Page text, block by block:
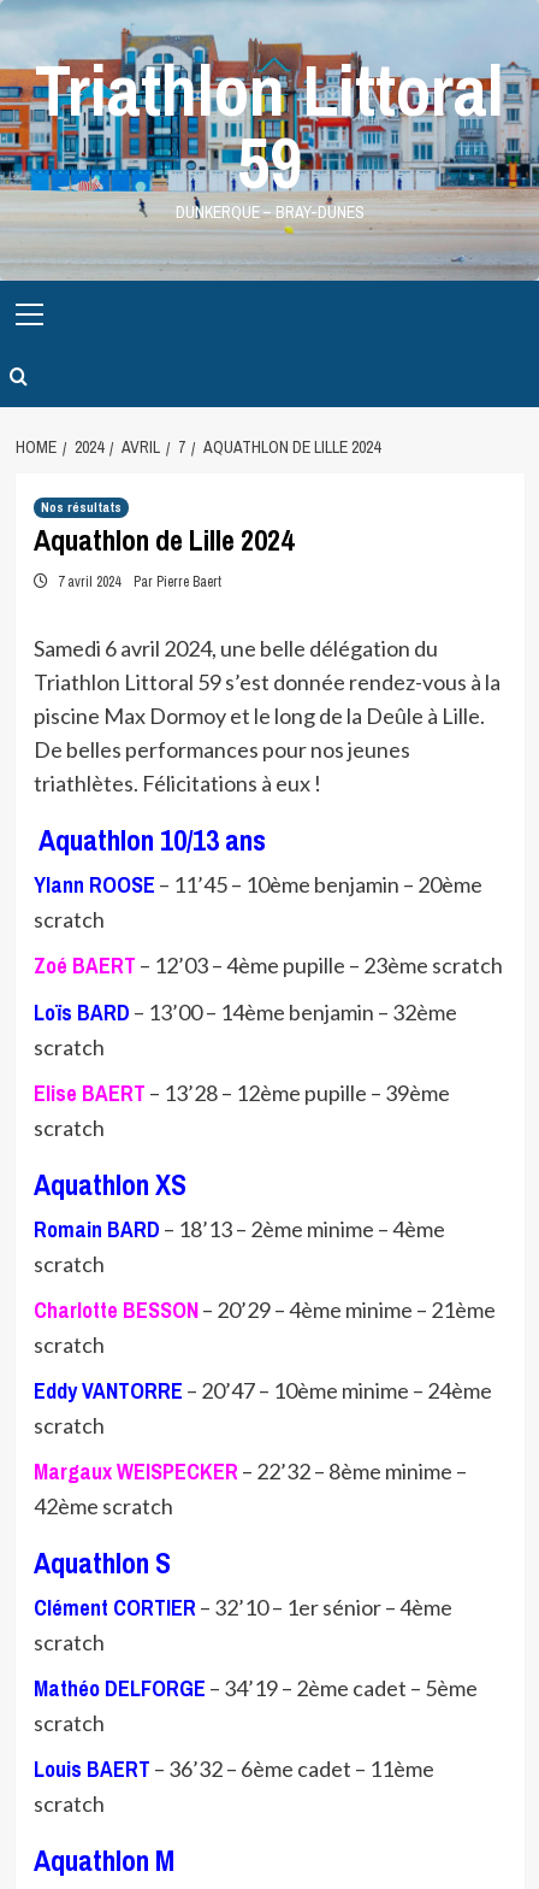
Skip
contentTriathlon Littoral
59
DUNKERQUE – BRAY-DUNES
Menu
HOME 2024 AVRIL 7 AQUATHLON DE LILLE 2024
Nos résultats
Aquathlon de Lille 2024
7 avril 2024 Par Pierre Baert
Samedi 6 avril 2024, une belle délégation du
Triathlon Littoral 59 s’est donnée rendez-vous à la
piscine Max Dormoy et le long de la Deûle à Lille.
De belles performances pour nos jeunes
triathlètes. Félicitations à eux !
Aquathlon 10/13 ans
Ylann ROOSE – 11’45 – 10ème benjamin – 20ème
scratch
Zoé BAERT – 12’03 – 4ème pupille – 23ème scratch
Loïs BARD – 13’00 – 14ème benjamin – 32ème
scratch
Elise BAERT – 13’28 – 12ème pupille – 39ème
scratch
Aquathlon XS
Romain BARD – 18’13 – 2ème minime – 4ème
scratch
Charlotte BESSON– 20’29 – 4ème minime – 21ème
scratch
Eddy VANTORRE – 20’47 – 10ème minime – 24ème
scratch
Margaux WEISPECKER – 22’32 – 8ème minime –
42ème scratch
Aquathlon S
Clément CORTIER – 32’10 – 1er sénior – 4ème
scratch
Mathéo DELFORGE – 34’19 – 2ème cadet – 5ème
scratch
Louis BAERT – 36’32 – 6ème cadet – 11ème
scratch
Aquathlon M